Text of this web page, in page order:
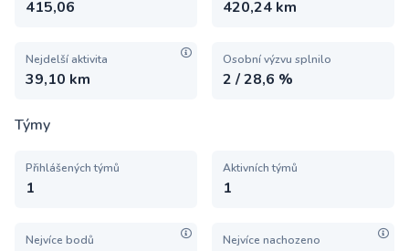
415,06 420,24 km
Nejdelší aktivita
39,10 km
Osobní výzvu splnilo
2 / 28,6 %
Týmy
Přihlášených týmů
1
Aktivních týmů
1
Nejvíce bodů Nejvíce nachozeno